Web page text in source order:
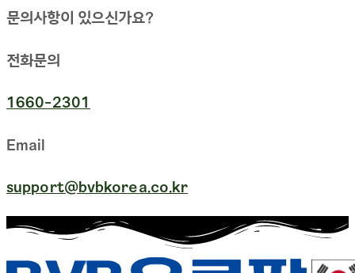
문의사항이 있으신가요?
전화문의
1660-2301
Email
support@bvbkorea.co.kr